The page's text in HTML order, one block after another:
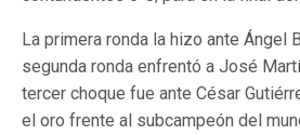
La primera ronda la hizo ante Ángel
segunda ronda enfrentó a José
tercer choque fue ante César
el oro frente al subcampeón del